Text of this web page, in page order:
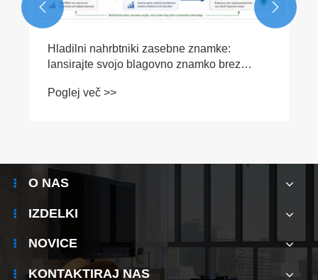
Hladilni nahrbtniki zasebne znamke:
lansirajte svojo blagovno znamko brez
Poglej več >>
 
O NAS
IZDELKI
NOVICE
KONTAKTIRAJ NAS